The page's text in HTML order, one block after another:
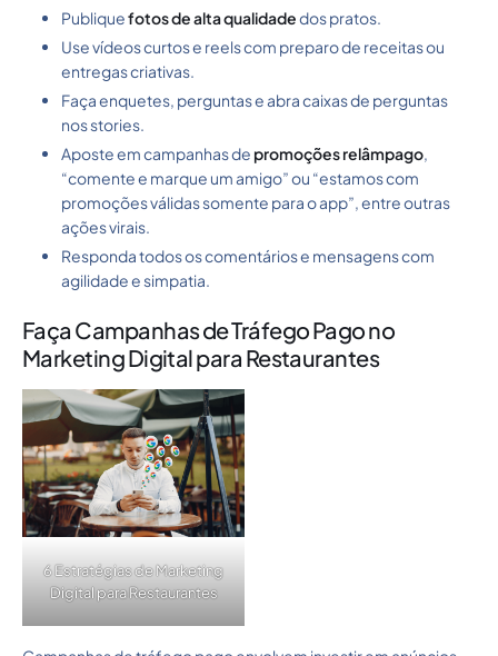
Publiquefotos de alta qualidadedos pratos.
Use vídeos curtos e reels com preparo de receitas ou
entregas criativas.
Faça enquetes, perguntas e abra caixas de perguntas
nos stories.
Aposte em campanhas de promoções relâmpago,
“comente e marque um amigo” ou “estamos com
promoções válidas somente para o app”, entre outras
ações virais.
Responda todos os comentários e mensagens com
agilidade e simpatia.
Faça Campanhas de Tráfego Pago no
Marketing Digital para Restaurantes
6 Estratégias de Marketing
Digital para Restaurantes